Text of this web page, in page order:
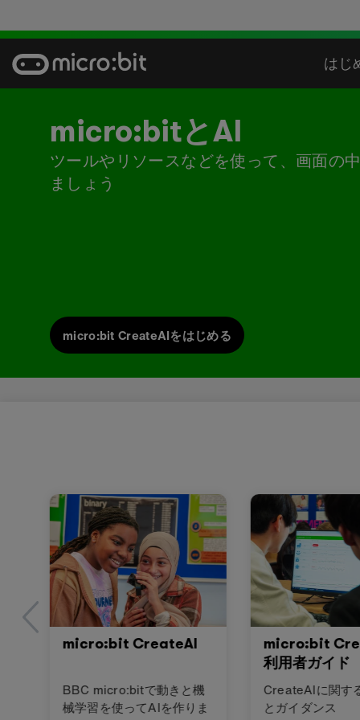
content
はじ
micro:bitとAI
ツールやリソースなどを使って、画面の
ましょう
micro:bit CreateAIをはじめる
micro:bit CreateAI
BBC micro:bitで動きと機
械学習を使ってAIを作りま
micro:bit
利用者ガイド
CreateAIに関す
とガイダンス